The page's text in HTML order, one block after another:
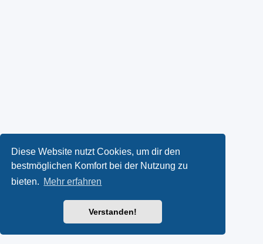
Diese Website nutzt Cookies, um dir den
bestmöglichen Komfort bei der Nutzung zu
bieten. Mehr erfahren
Verstanden!